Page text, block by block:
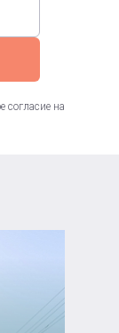
согласие на